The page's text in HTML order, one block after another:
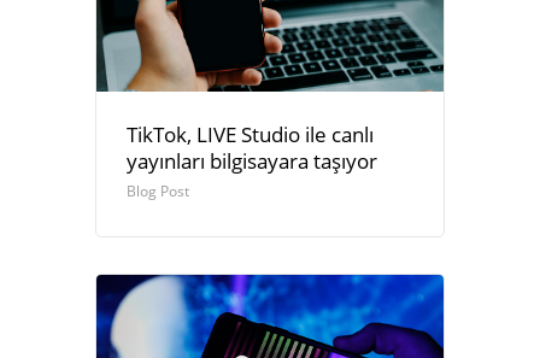
TikTok, LIVE Studio ile canlı
yayınları bilgisayara taşıyor
Blog Post